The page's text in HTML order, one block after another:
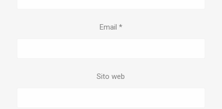
Email *
Sito web